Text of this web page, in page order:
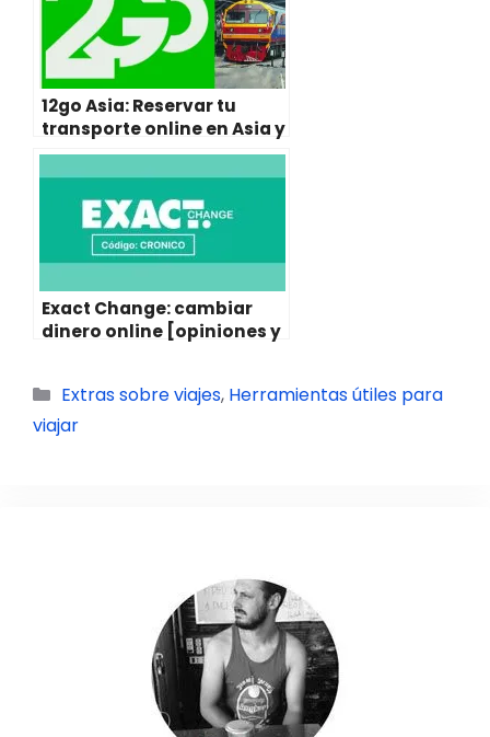
12go Asia: Reservar tu
transporte online en Asia y
Oceanía
Exact Change: cambiar
dinero online [opiniones y
Categorías
Extras sobre viajes, Herramientas útiles para
viajar